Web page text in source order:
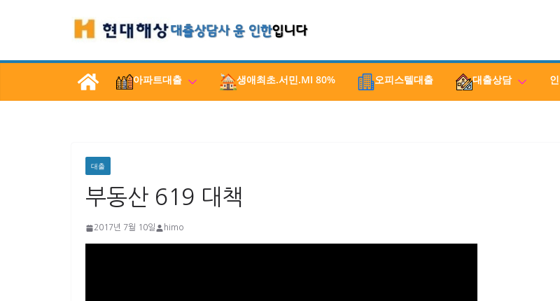
로
아파트대출 생애최초.서민.MI 80% 오피스텔대출 대출상담
대출
부동산 619 대책
2017년 7월 10일 himo